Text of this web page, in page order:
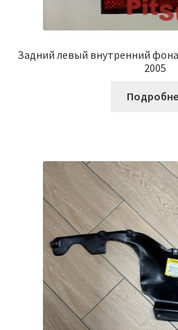
Задний левый внутренний
2005